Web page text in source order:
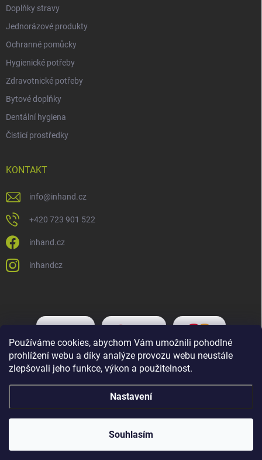
Používáme cookies, abychom Vám umožnili pohodlné
prohlížení webu a díky analýze provozu webu neustále
zlepšovali jeho funkce, výkon a použitelnost.
Nastavení
Souhlasím
Doplňky stravy
Jednorázové produkty
Ochranné pomůcky
Hygienické potřeby
Zdravotnické potřeby
Bytové doplňky
Dentální hygiena
Čisticí prostředky
KONTAKT
info@inhand.cz
+420 723 901 522
inhand.cz
inhandcz
Copyright 2026Inhand.cz. Všechna práva vyhrazena.Upravit nastavení
cookies